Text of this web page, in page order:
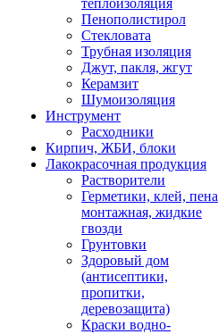
теплоизоляция
Пенополистирол
Стекловата
Трубная изоляция
Джут, пакля, жгут
Керамзит
Шумоизоляция
Инструмент
Расходники
Кирпич, ЖБИ, блоки
Лакокрасочная продукция
Растворители
Герметики, клей, пена
монтажная, жидкие
гвозди
Грунтовки
Здоровый дом
(антисептики,
пропитки,
деревозащита)
Краски водно-